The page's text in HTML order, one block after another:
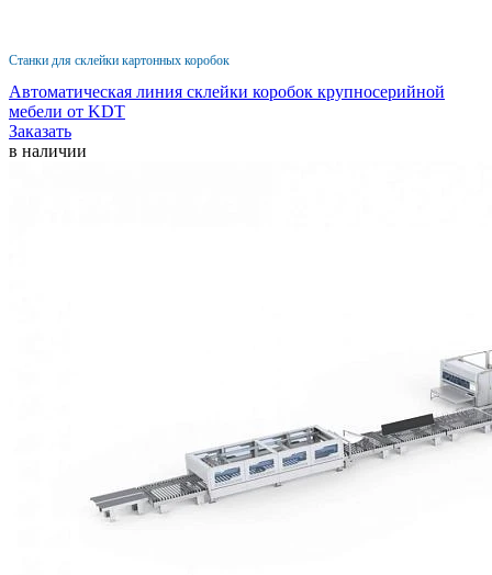
Станки для склейки картонных коробок
Автоматическая линия склейки коробок крупносерийной
мебели от KDT
Заказать
в наличии